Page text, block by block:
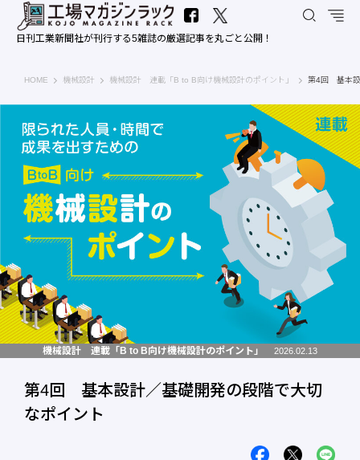
日刊工業新聞社が刊行する5雑誌の厳選記事を丸ごと公開！
HOME 工場マガジンラック｜日刊工業新聞社
機械設計 機械設計 連載「B to B向け機械設計のポイント」 第4回 基本設
機械設計 連載「B to B向け機械設計のポイント」 2026.02.13
第4回 基本設計／基礎開発の段階で大切
なポイント